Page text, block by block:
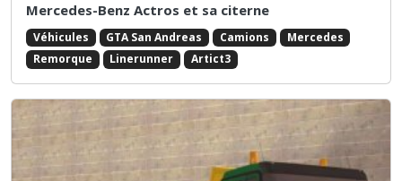
Mercedes-Benz Actros et sa citerne
Véhicules GTA San Andreas Camions
Mercedes
Remorque
Linerunner Artict3